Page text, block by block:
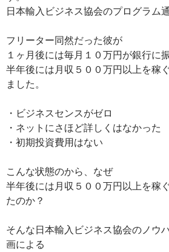
日本輸入ビジネス協会のプログラム
フリーター同然だった彼が
１ヶ月後には毎月１０万円が銀行に
半年後には月収５００万円以上を稼
ました。
・ビジネスセンスがゼロ
・ネットにさほど詳しくはなかった
・初期投資費用はない
こんな状態のから、なぜ
半年後には月収５００万円以上を稼
たのか？
そんな日本輸入ビジネス協会のノウ
画による